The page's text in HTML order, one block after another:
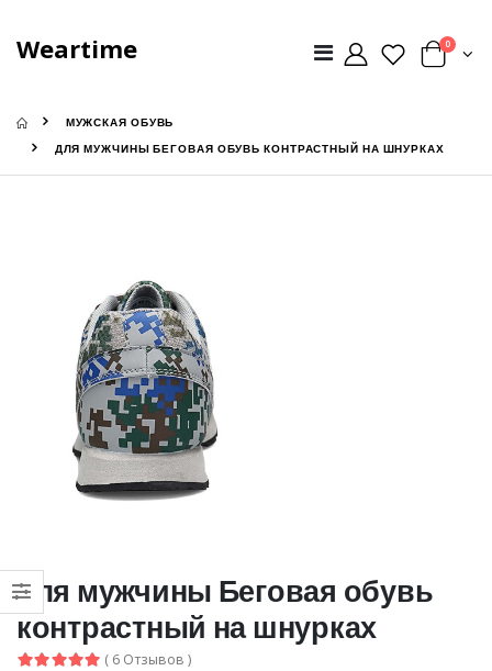
Weartime 0
МУЖСКАЯ ОБУВЬ
ДЛЯ МУЖЧИНЫ БЕГОВАЯ ОБУВЬ КОНТРАСТНЫЙ НА ШНУРКАХ
для мужчины Беговая обувь
контрастный на шнурках
( 6 Отзывов )